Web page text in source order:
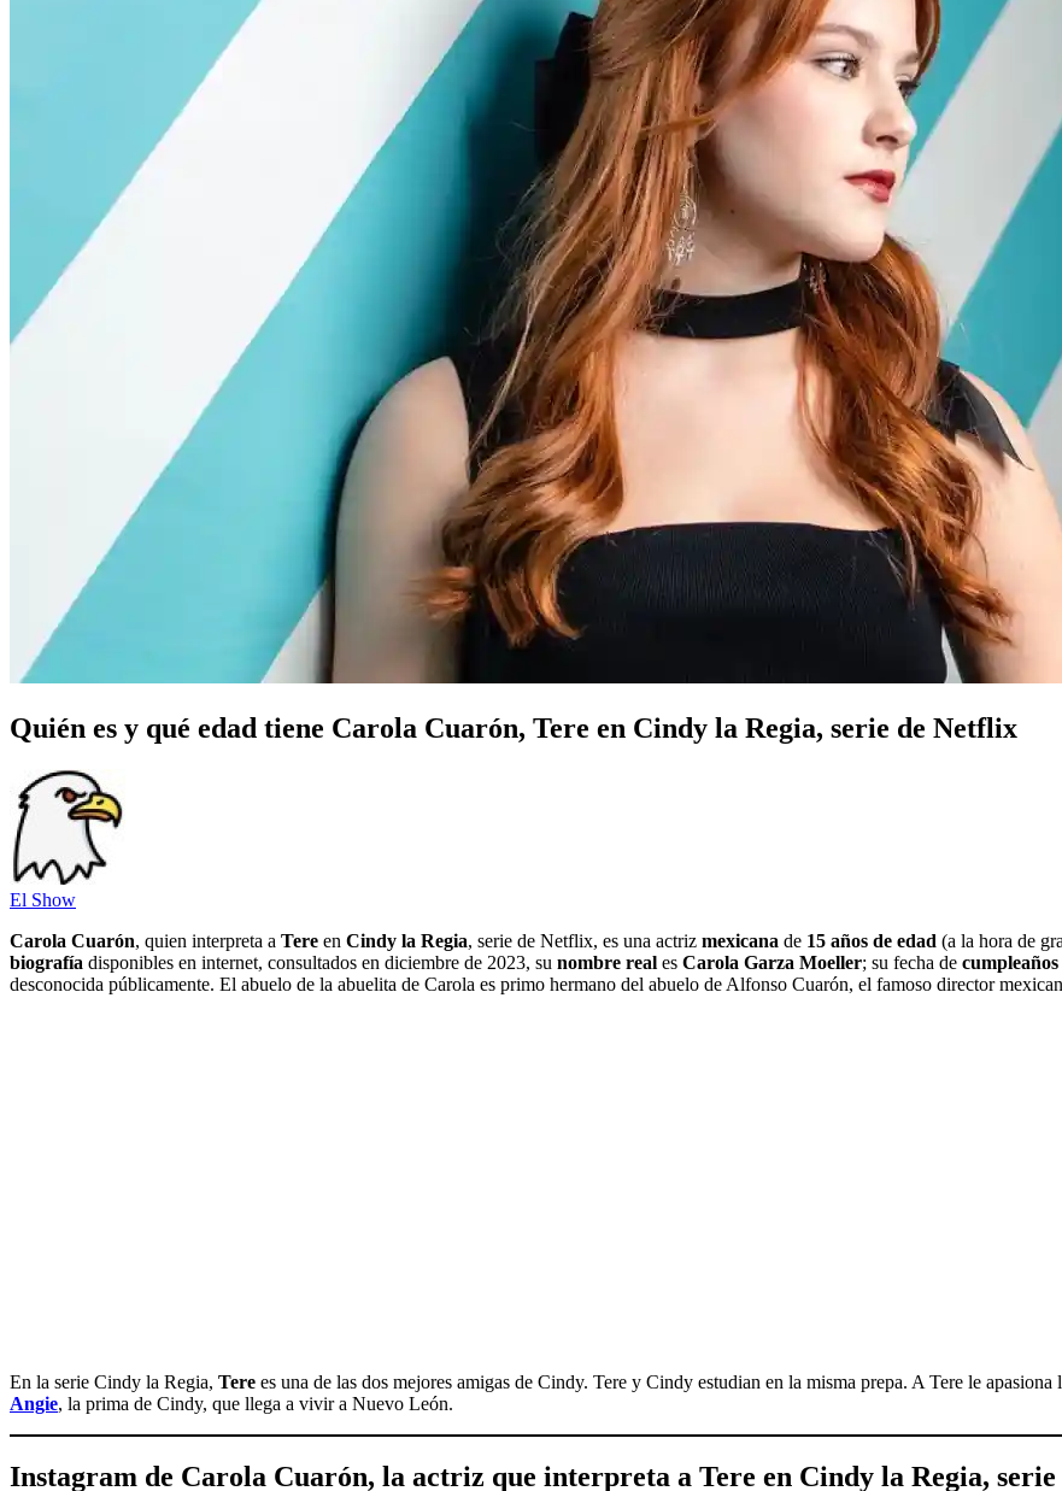
Quién es y qué edad tiene Carola Cuarón, Tere en Cindy la Regia, serie de Netflix
El Show
Carola Cuarón, quien interpreta a Tere en Cindy la Regia, serie de Netflix, es una actriz mexicana de 15 años de edad (a la hora de
biografía disponibles en internet, consultados en diciembre de 2023, su nombre real es Carola Garza Moeller; su fecha de cumpleaños
desconocida públicamente. El abuelo de la abuelita de Carola es primo hermano del abuelo de Alfonso Cuarón, el famoso director
En la serie Cindy la Regia, Tere es una de las dos mejores amigas de Cindy. Tere y Cindy estudian en la misma prepa. A Tere le
Angie, la prima de Cindy, que llega a vivir a Nuevo León.
Instagram de Carola Cuarón, la actriz que interpreta a Tere en Cindy la Regia,